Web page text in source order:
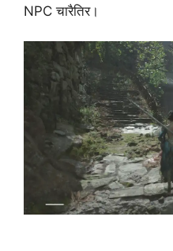
NPC चारैतिर।